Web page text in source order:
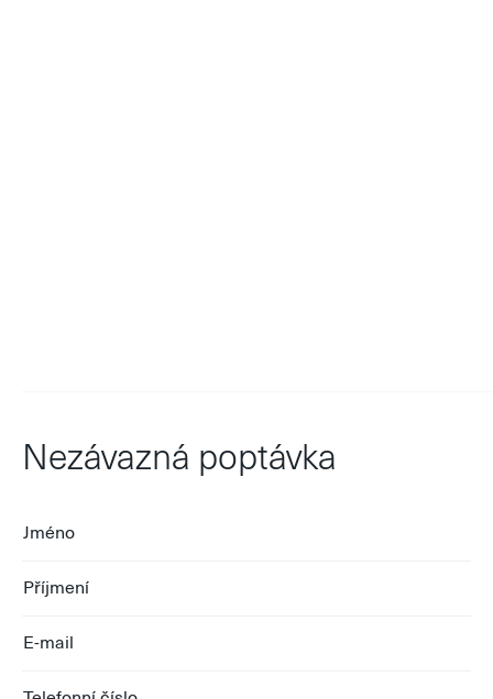
Nezávazná poptávka